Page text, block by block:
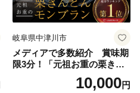
岐阜県中津川市
メディアで多数紹介 賞味期
限3分！「元祖お重の栗きん
とんモンブラン」 【未来の
ご褒美】スイーツ 栗 モンブ
10,000円